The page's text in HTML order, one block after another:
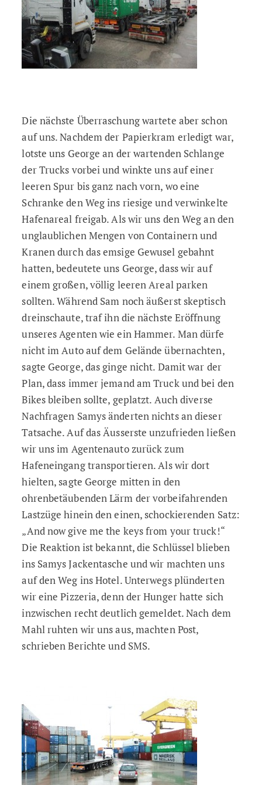
Die nächste Überraschung wartete aber schon
auf uns. Nachdem der Papierkram erledigt war,
lotste uns George an der wartenden Schlange
der Trucks vorbei und winkte uns auf einer
leeren Spur bis ganz nach vorn, wo eine
Schranke den Weg ins riesige und verwinkelte
Hafenareal freigab. Als wir uns den Weg an den
unglaublichen Mengen von Containern und
Kranen durch das emsige Gewusel gebahnt
hatten, bedeutete uns George, dass wir auf
einem großen, völlig leeren Areal parken
sollten. Während Sam noch äußerst skeptisch
dreinschaute, traf ihn die nächste Eröffnung
unseres Agenten wie ein Hammer. Man dürfe
nicht im Auto auf dem Gelände übernachten,
sagte George, das ginge nicht. Damit war der
Plan, dass immer jemand am Truck und bei den
Bikes bleiben sollte, geplatzt. Auch diverse
Nachfragen Samys änderten nichts an dieser
Tatsache. Auf das Äusserste unzufrieden ließen
wir uns im Agentenauto zurück zum
Hafeneingang transportieren. Als wir dort
hielten, sagte George mitten in den
ohrenbetäubenden Lärm der vorbeifahrenden
Lastzüge hinein den einen, schockierenden Satz:
„And now give me the keys from your truck!“
Die Reaktion ist bekannt, die Schlüssel blieben
ins Samys Jackentasche und wir machten uns
auf den Weg ins Hotel. Unterwegs plünderten
wir eine Pizzeria, denn der Hunger hatte sich
inzwischen recht deutlich gemeldet. Nach dem
Mahl ruhten wir uns aus, machten Post,
schrieben Berichte und SMS.